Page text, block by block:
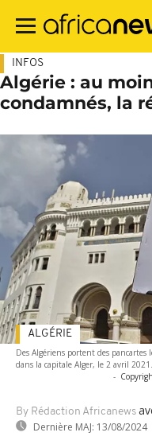
contenu
INFOS
Algérie : au
condamnés, la
Des Algériens portent des
dans la capitale Alger, le 2 avril 2021.
-
By Rédaction Africanews
Dernière MAJ: 13/08/2024
ALGÉRIE